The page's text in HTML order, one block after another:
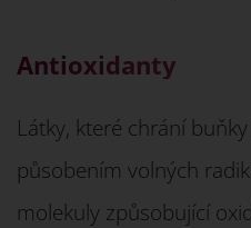
Antioxidanty
Látky, které chrání
působením volných
molekuly způsobující